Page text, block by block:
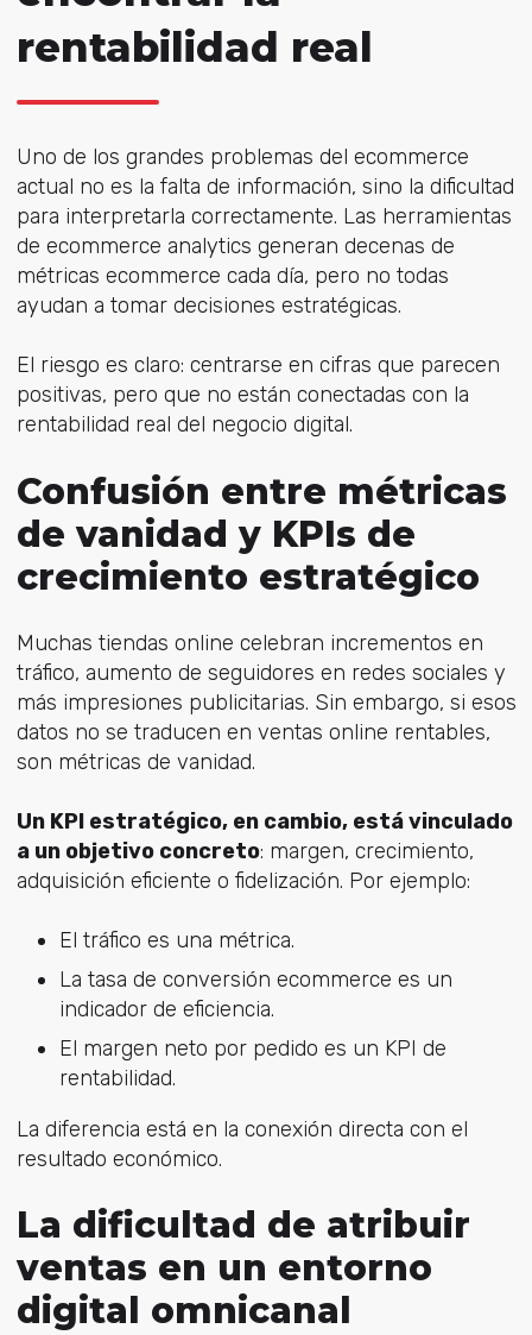
rentabilidad real
Uno de los grandes problemas del ecommerce
actual no es la falta de información, sino la dificultad
para interpretarla correctamente. Las herramientas
de ecommerce analytics generan decenas de
métricas ecommerce cada día, pero no todas
ayudan a tomar decisiones estratégicas.
El riesgo es claro: centrarse en cifras que parecen
positivas, pero que no están conectadas con la
rentabilidad real del negocio digital.
Confusión entre métricas
de vanidad y KPIs de
crecimiento estratégico
Muchas tiendas online celebran incrementos en
tráfico, aumento de seguidores en redes sociales y
más impresiones publicitarias. Sin embargo, si esos
datos no se traducen en ventas online rentables,
son métricas de vanidad.
Un KPIestratégico, en cambio, está vinculado
a un objetivo concreto: margen, crecimiento,
adquisición eficiente o fidelización. Por ejemplo:
El tráfico es una métrica.
La tasa de conversión ecommerce es un
indicador de eficiencia.
El margen neto por pedido es un KPI de
rentabilidad.
La diferencia está en la conexión directa con el
resultado económico.
La dificultad de atribuir
ventas en un entorno
digital omnicanal